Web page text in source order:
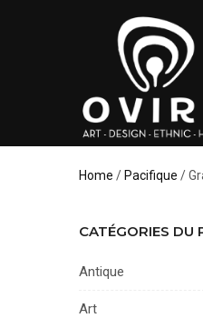
Home / Pacifique /
CATÉGORIES DU
Antique
Art